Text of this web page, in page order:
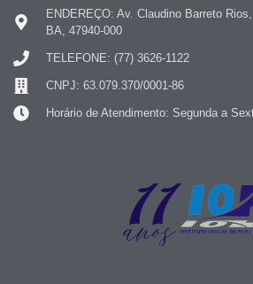
ENDEREÇO: Av. Claudino Barreto
BA, 47940-000
TELEFONE: (77) 3626-1122
CNPJ: 63.079.370/0001-86
Horário de Atendimento: Segunda a